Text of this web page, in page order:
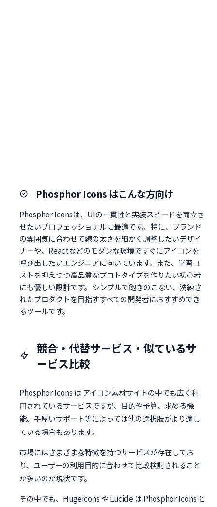
Phosphor Icons はこんな方向け
Phosphor Iconsは、UIの一貫性と実装スピードを両立さ
せたいプロフェッショナルに最適です。 特に、ブランド
の雰囲気に合わせて線の太さを細かく調整したいデザイ
ナーや、Reactなどのモダンな環境ですぐにアイコンを
呼び出したいエンジニアに向いています。また、学習コ
ストを抑えつつ高品質なプロトタイプを作りたい初心者
にも優しい設計です。 シンプルで飽きのこない、洗練さ
れたプロダクトを目指すすべての開発者におすすめでき
るツールです。
競合・代替サービス・似ているサ
ービス比較
Phosphor Icons は アイコン素材サイトの中でも広く利
用されているサービスですが、目的や予算、求める機
能、手厚いサポート等によっては他の選択肢がより適し
ている場合もあります。
市場にはさまざまな特徴を持つサービスが存在してお
り、ユーザーの利用目的に合わせて比較検討されること
が多いのが現状です。
その中でも、Hugeicons や Lucide は Phosphor Icons と